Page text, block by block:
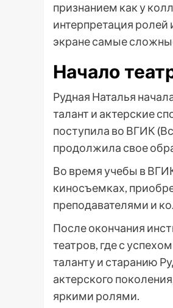
признанием как у
интерпретация ролей
экране самые
Начало
Рудная Наталья
талант и актерские
поступила во ВГИК
продолжила свое
Во время учебы в
киносъемках,
преподавателями и
После окончания
театров, где с
таланту и старанию
актерского
яркими ролями.